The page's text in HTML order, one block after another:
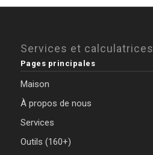
Services et calculatrices
Pages principales
Maison
À propos de nous
Services
Outils (160+)